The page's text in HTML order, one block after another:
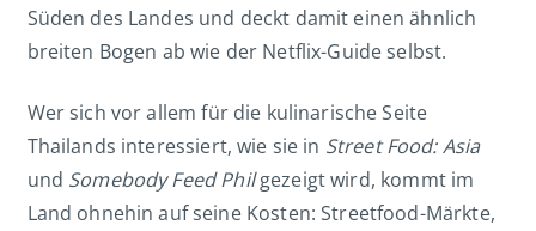
Süden des Landes und deckt damit einen ähnlich
breiten Bogen ab wie der Netflix-Guide selbst.
Wer sich vor allem für die kulinarische Seite
Thailands interessiert, wie sie in Street Food: Asia
und Somebody Feed Philgezeigt wird, kommt im
Land ohnehin auf seine Kosten: Streetfood-Märkte,